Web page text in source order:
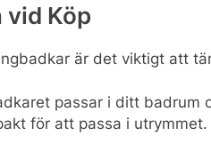
vid Köp
är det viktigt att
passar i ditt
för att passa i utrymmet.